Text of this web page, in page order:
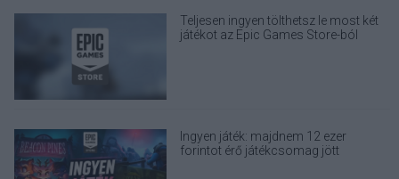
Teljesen ingyen tölthetsz le most két
játékot az Epic Games Store-ból
Ingyen játék: majdnem 12 ezer
forintot érő játékcsomag jött